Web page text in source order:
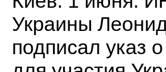
Украины
подписал указ